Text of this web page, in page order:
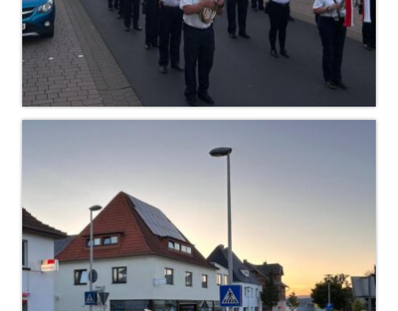
Kinderfeuerwehr
Infos
Dienstplan
Katastrophenschutz
Dienstplan Dekon-Zug
KatS-Zug
Dienstplan KatS-Zug
10 Jahre KatS-Zug